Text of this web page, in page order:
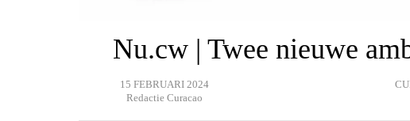
Nu.cw | Twee nieuwe
15 FEBRUARI 2024
Redactie Curacao